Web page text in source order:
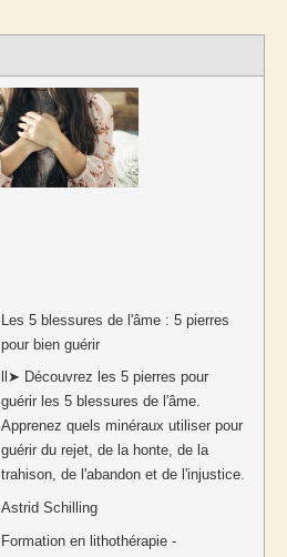
Les 5 blessures de l'âme : 5 pierres
pour bien guérir
ll➤ Découvrez les 5 pierres pour
guérir les 5 blessures de l'âme.
Apprenez quels minéraux utiliser pour
guérir du rejet, de la honte, de la
trahison, de l'abandon et de l'injustice.
Astrid Schilling
Formation en lithothérapie -